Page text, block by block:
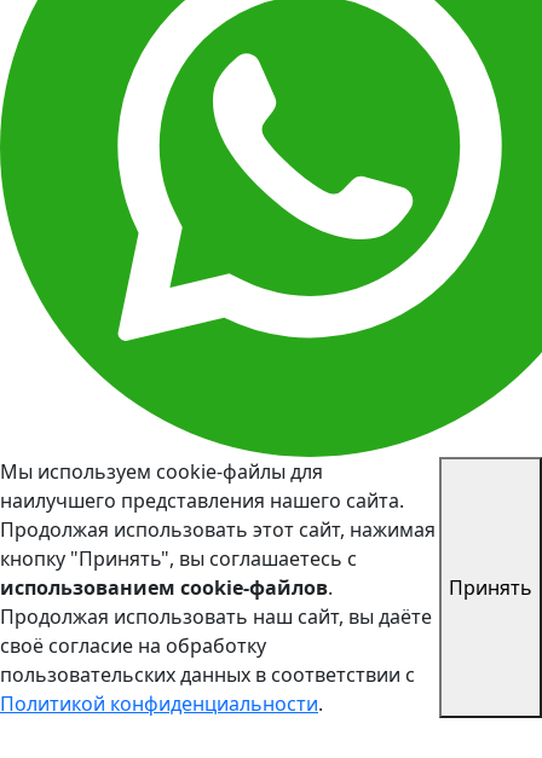
Мы используем cookie-файлы для
наилучшего представления нашего сайта.
Продолжая использовать этот сайт, нажимая
кнопку "Принять", вы соглашаетесь с
использованием cookie-файлов.
Продолжая использовать наш сайт, вы даёте
своё согласие на обработку
пользовательских данных в соответствии с
Политикой конфиденциальности.
Принять